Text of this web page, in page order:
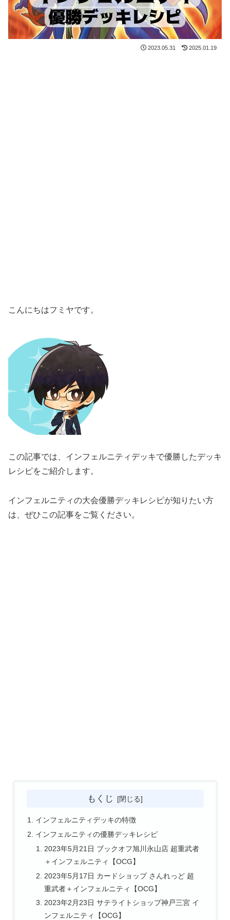
2023.05.31 2025.01.19
こんにちはフミヤです。
この記事では、インフェルニティデッキで優勝したデッキ
レシピをご紹介します。
インフェルニティの大会優勝デッキレシピが知りたい方
は、ぜひこの記事をご覧ください。
もくじ
インフェルニティデッキの特徴
インフェルニティの優勝デッキレシピ
2023年5月21日 ブックオフ旭川永山店 超重武者
＋インフェルニティ【OCG】
2023年5月17日 カードショップ さんれっど 超
重武者＋インフェルニティ【OCG】
2023年2月23日 サテライトショップ神戸三宮 イ
ンフェルニティ【OCG】